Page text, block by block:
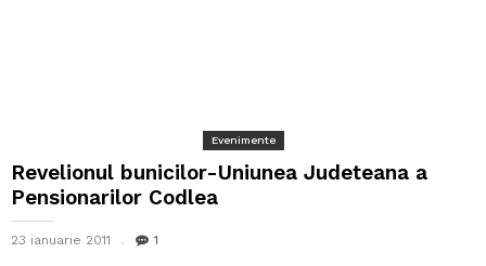
Evenimente
Revelionul bunicilor-Uniunea Judeteana a
Pensionarilor Codlea
23 ianuarie 2011 1